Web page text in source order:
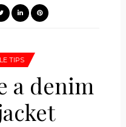
TIPS
a denim